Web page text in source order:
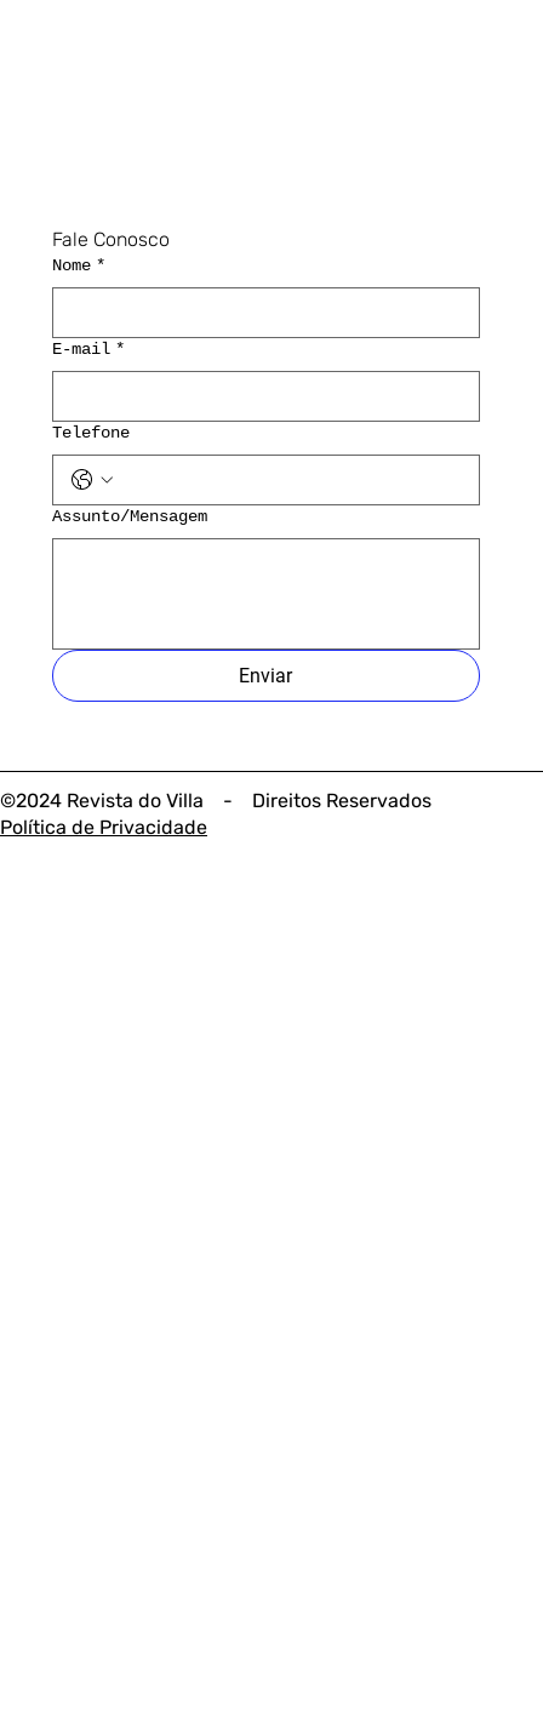
©2024 Revista do Villa - Direitos Reservados
Política de Privacidade
Fale Conosco
Nome *
E-mail *
Telefone
Assunto/Mensagem
Enviar